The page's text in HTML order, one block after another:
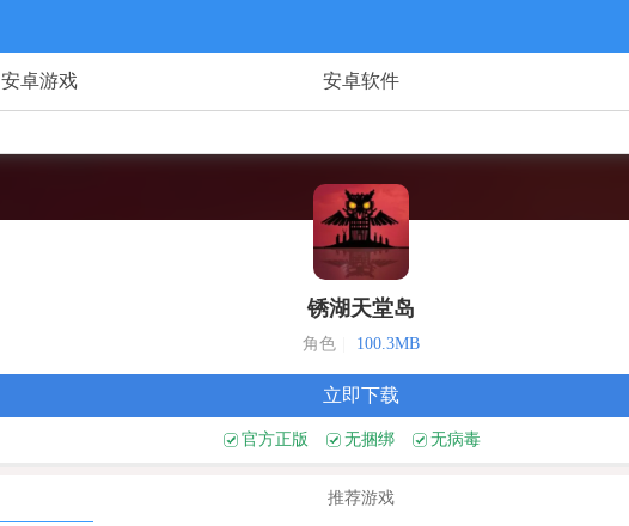
安卓游戏 安卓软件
锈湖天堂岛
角色 100.3MB
立即下载
官方正版 无捆绑 无病毒
推荐游戏